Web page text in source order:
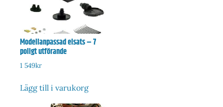
Modellanpassad elsats – 7
poligt utförande
1 549kr
Lägg till i varukorg